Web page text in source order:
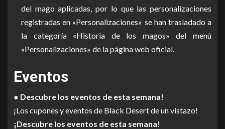
del mago aplicadas, por lo que las personalizaciones
registradas en «Personalizaciones» se han trasladado a
la categoría «Historia de los magos» del menú
«Personalizaciones» de la página web oficial.
Eventos
● Descubre los eventos de esta semana!
¡Los cupones y eventos de Black Desert de un vistazo!
¡Descubre los eventos de esta semana!